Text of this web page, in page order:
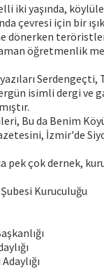
iki yaşında,
çevresi için bir
dönerken
öğretmenlik
isimli dergi ve
Bu da Benim
İzmir'de
pek çok dernek,
Kuruculuğu